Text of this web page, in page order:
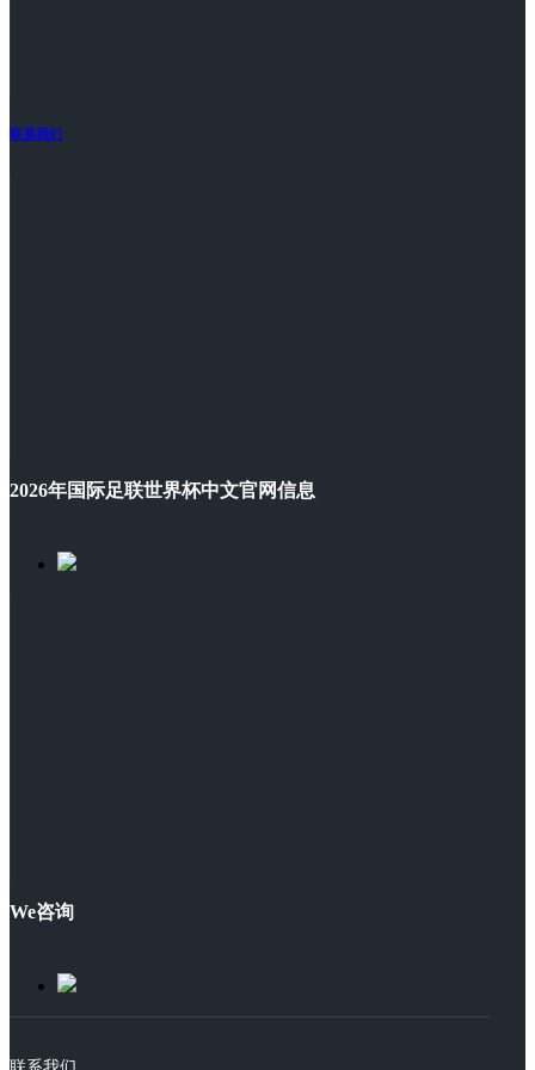
联系我们
2026年国际足联世界杯中文官网信息
We咨询